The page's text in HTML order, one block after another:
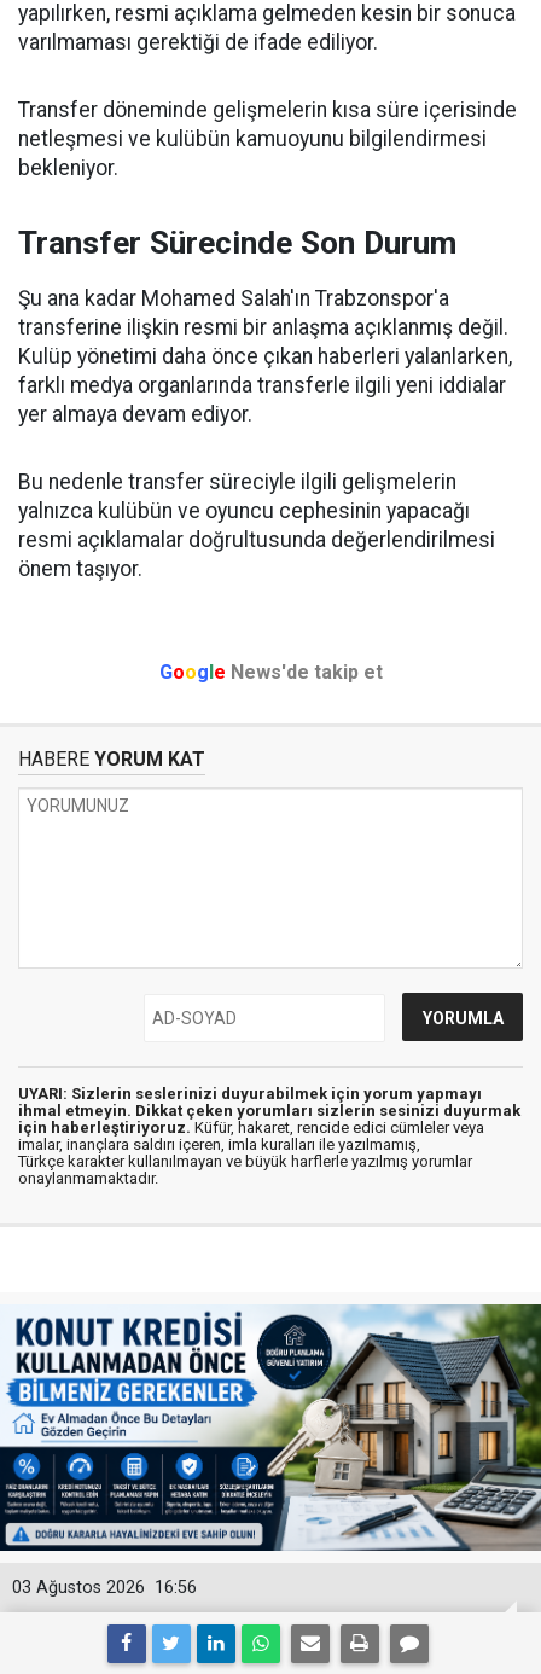
yapılırken, resmi açıklama gelmeden kesin bir sonuca
varılmaması gerektiği de ifade ediliyor.
Transfer döneminde gelişmelerin kısa süre içerisinde
netleşmesi ve kulübün kamuoyunu bilgilendirmesi
bekleniyor.
Transfer Sürecinde Son Durum
Şu ana kadar Mohamed Salah'ın Trabzonspor'a
transferine ilişkin resmi bir anlaşma açıklanmış değil.
Kulüp yönetimi daha önce çıkan haberleri yalanlarken,
farklı medya organlarında transferle ilgili yeni iddialar
yer almaya devam ediyor.
Bu nedenle transfer süreciyle ilgili gelişmelerin
yalnızca kulübün ve oyuncu cephesinin yapacağı
resmi açıklamalar doğrultusunda değerlendirilmesi
önem taşıyor.
Google News'de takip et
HABERE YORUM KAT
UYARI: Sizlerin seslerinizi duyurabilmek için yorum yapmayı
ihmal etmeyin. Dikkat çeken yorumları sizlerin sesinizi duyurmak
için haberleştiriyoruz. Küfür, hakaret, rencide edici cümleler veya
imalar, inançlara saldırı içeren, imla kuralları ile yazılmamış,
Türkçe karakter kullanılmayan ve büyük harflerle yazılmış yorumlar
onaylanmamaktadır.
16:56
03 Ağustos 2026